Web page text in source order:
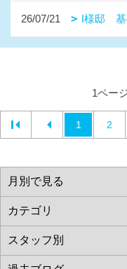
26/07/21 I様邸 基
1ペー
1 2